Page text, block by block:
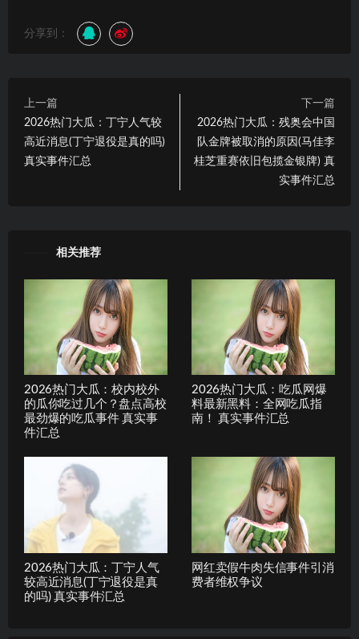
分享到：
上一篇
2026热门大瓜：丁宁人气较
高近消息(丁宁退役是真的吗)
真实事件汇总
下一篇
2026热门大瓜：残奥会中国
队金牌被取消的原因(马佳李
桂芝重赛依旧包揽金银牌) 真
实事件汇总
相关推荐
2026热门大瓜：校内校外
的瓜你吃过几个？盘点高校
最劲爆的吃瓜事件 真实事
件汇总
2026热门大瓜：吃瓜网爆
料最新黑料：全网吃瓜指
南！ 真实事件汇总
2026热门大瓜：丁宁人气
较高近消息(丁宁退役是真
的吗) 真实事件汇总
网红卖假牛肉失信事件引消
费者维权争议